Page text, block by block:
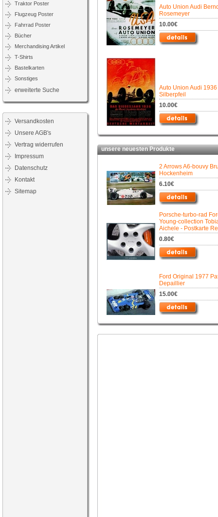
Traktor Poster
Flugzeug Poster
Fahrrad Poster
Bücher
Merchandising Artikel
T-Shirts
Bastelkarten
Sonstiges
erweiterte Suche
Versandkosten
Unsere AGB's
Vertrag widerrufen
Impressum
Datenschutz
Kontakt
Sitemap
Auto Union Audi
Rosemeyer
10.00€
Auto Union Audi 1936
Silberpfeil
10.00€
unsere neuesten Produkte
2 Arrows A6-bouvy
Hockenheim
6.10€
Porsche-turbo-rad
Young-collection
Aichele - Postkarte
0.80€
Ford Original 1977
Depaillier
15.00€